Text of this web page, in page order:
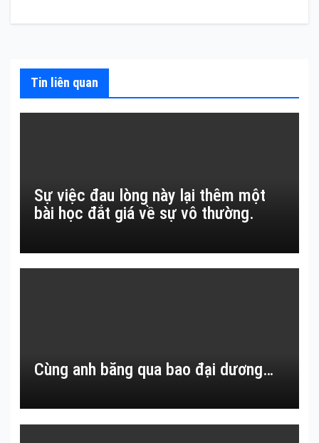
viết
Tin liên quan
Sự việc đau lòng này lại thêm một
bài học đắt giá về sự vô thường.
Cùng anh băng qua bao đại dương…